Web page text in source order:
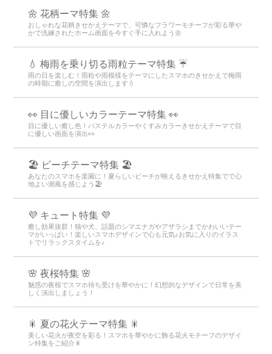
🌼 花柄ーマ特集 🌼
おしゃれな花柄きせかえテーマで、可憐なフラワーモチーフが彩る華や
かで洗練されたホーム画面を今すぐ手に入れよう🌼
💧 梅雨を乗り切る雨粒テーマ特集 ☔
雨の日を楽しむ！雨粒や雨模様をテーマにしたスマホのきせかえで梅雨
の時期に癒しの空間を演出します💧
👀 目に優しいカラーテーマ特集 👀
目に優しい癒し色！パステルカラーやくすみカラーきせかえテーマで目
に優しい画面を演出👀
🏖 ビーチテーマ特集 🏖
あなたのスマホを楽園に！夏らしいビーチが映えるきせかえ特集でで心
地よい潮風を感じよう🏖
💜 キュート特集 💜
癒し効果抜群！猫や犬、話題のシマエナガやアザラシまでかわいいテー
マがいっぱい！楽しいスマホデザインで心も元気♪お気に入りのイラス
トでリラックスタイムを♪
🌸 夜桜特集 🌸
魅惑の夜桜でスマホ待ち受けを華やかに！幻想的なデザインで日常を美
しく演出しましょう！
🎇 夏の花火テーマ特集 🎇
美しい花火が夜空を彩る！スマホを華やかに飾る花火モチーフのデザイ
ン特集をご紹介🎇